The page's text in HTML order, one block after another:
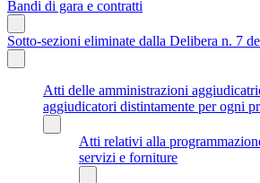
Bandi di gara e contratti
Sotto-sezioni eliminate dalla Delibera n. 7
Atti delle amministrazioni
aggiudicatori distintamente per ogni
Atti relativi alla
servizi e forniture